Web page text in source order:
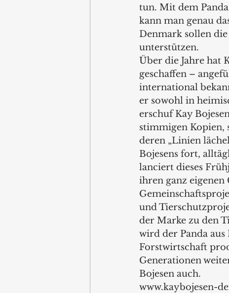
tun. Mit dem
kann man genau
Denmark sollen
unterstützen.
Über die Jahre hat
geschaffen –
international
er sowohl in
erschuf Kay
stimmigen Kopien,
deren „Linien
Bojesens fort,
lanciert dieses
ihren ganz
und
der Marke zu den
wird der Panda
Forstwirtschaft
Generationen
Bojesen auch.
www.kaybojesen-